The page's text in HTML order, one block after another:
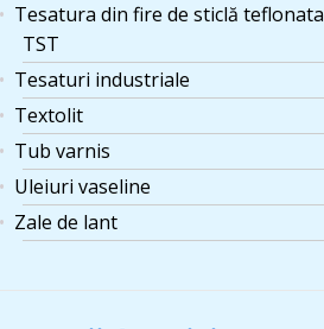
Tesatura din fire de sticlă teflonata
TST
Tesaturi industriale
Textolit
Tub varnis
Uleiuri vaseline
Zale de lant